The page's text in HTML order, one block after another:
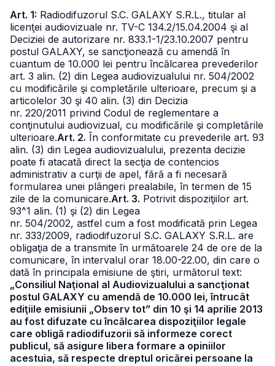
Art. 1: Radiodifuzorul S.C. GALAXY S.R.L., titular al
licenţei audiovizuale nr. TV-C 134.2/15.04.2004 şi al
Deciziei de autorizare nr. 833.1-1/23.10.2007 pentru
postul GALAXY, se sancţionează cu amendă în
cuantum de 10.000 lei pentru încălcarea prevederilor
art. 3 alin. (2) din Legea audiovizualului nr. 504/2002
cu modificările şi completările ulterioare, precum şi a
articolelor 30 şi 40 alin. (3) din Decizia
nr. 220/2011 privind Codul de reglementare a
conţinutului audiovizual, cu modificările şi completările
ulterioare.Art. 2. În conformitate cu prevederile art. 93
alin. (3) din Legea audiovizualului, prezenta decizie
poate fi atacată direct la secţia de contencios
administrativ a curţii de apel, fără a fi necesară
formularea unei plângeri prealabile, în termen de 15
zile de la comunicare.Art. 3. Potrivit dispoziţiilor art.
93^1 alin. (1) şi (2) din Legea
nr. 504/2002, astfel cum a fost modificată prin Legea
nr. 333/2009, radiodifuzorul S.C. GALAXY S.R.L. are
obligaţia de a transmite în următoarele 24 de ore de la
comunicare, în intervalul orar 18.00-22.00, din care o
dată în principala emisiune de ştiri, următorul text:
„Consiliul Naţional al Audiovizualului a sancţionat
postul GALAXY cu amendă de 10.000 lei, întrucât
ediţiile emisiunii „Observ tot” din 10 şi 14 aprilie 2013
au fost difuzate cu încălcarea dispoziţiilor legale
care obligă radiodifuzorii să informeze corect
publicul, să asigure libera formare a opiniilor
acestuia, să respecte dreptul oricărei persoane la